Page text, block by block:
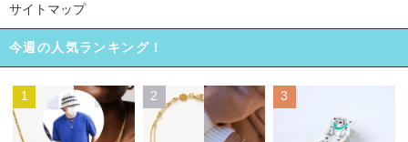
サイトマップ
今週の人気ランキング！
1 2 3